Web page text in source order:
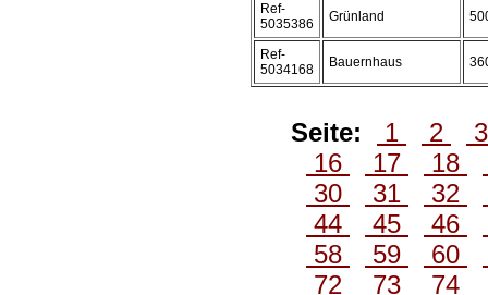
Ref-
5035386
Grünland
Ref-
5034168
Bauernhaus
Seite: 1 2
16
17 18
30
31 32
44
45 46
58
59 60
72
73 74